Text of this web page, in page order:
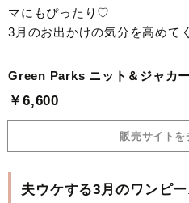
マにもぴったり♡
3月のお出かけの気分を高めて
Green Parks ニット＆ジャカ
￥6,600
販売サイトを
夫ウケする3月のワンピ